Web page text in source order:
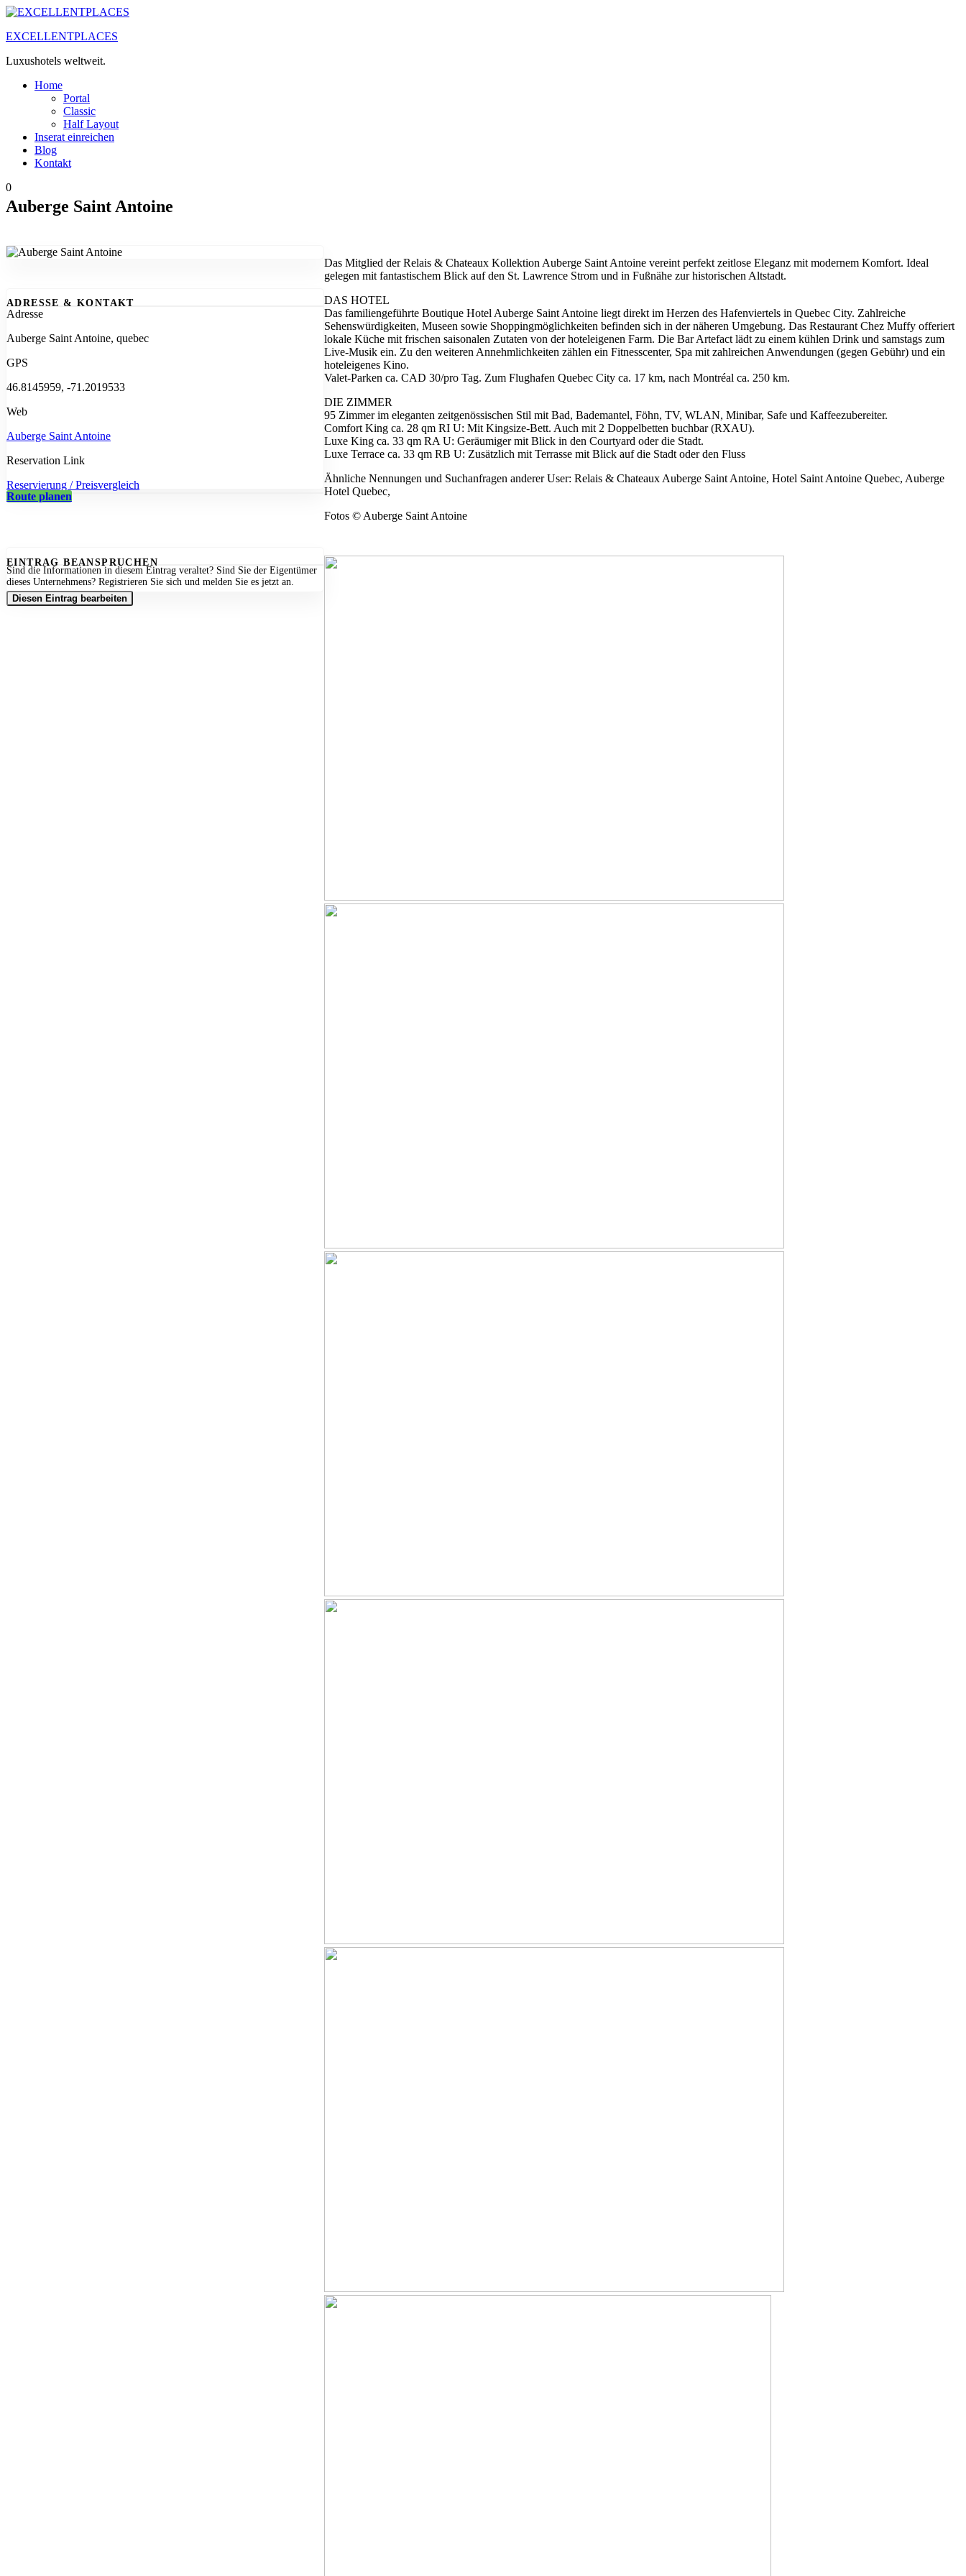
Zum
springen
EXCELLENTPLACES
Luxushotels weltweit.
Home
Portal
Classic
Half Layout
Inserat einreichen
Blog
Kontakt
0
Auberge Saint Antoine
ADRESSE & KONTAKT
Adresse
Auberge Saint Antoine, quebec
GPS
46.8145959, -71.2019533
Web
Auberge Saint Antoine
Reservation Link
Reservierung / Preisvergleich
Route planen
EINTRAG BEANSPRUCHEN
Sind die Informationen in diesem Eintrag veraltet? Sind Sie der Eigentümer
dieses Unternehmens? Registrieren Sie sich und melden Sie es jetzt an.
Diesen Eintrag bearbeiten
Das Mitglied der Relais & Chateaux Kollektion Auberge Saint Antoine vereint perfekt zeitlose Eleganz mit modernem Komfort. Ideal
gelegen mit fantastischem Blick auf den St. Lawrence Strom und in Fußnähe zur historischen Altstadt.
DAS HOTEL
Das familiengeführte Boutique Hotel Auberge Saint Antoine liegt direkt im Herzen des Hafenviertels in Quebec City. Zahlreiche
Sehenswürdigkeiten, Museen sowie Shoppingmöglichkeiten befinden sich in der näheren Umgebung. Das Restaurant Chez Muffy offeriert
lokale Küche mit frischen saisonalen Zutaten von der hoteleigenen Farm. Die Bar Artefact lädt zu einem kühlen Drink und samstags zum
Live-Musik ein. Zu den weiteren Annehmlichkeiten zählen ein Fitnesscenter, Spa mit zahlreichen Anwendungen (gegen Gebühr) und ein
hoteleigenes Kino.
Valet-Parken ca. CAD 30/pro Tag. Zum Flughafen Quebec City ca. 17 km, nach Montréal ca. 250 km.
DIE ZIMMER
95 Zimmer im eleganten zeitgenössischen Stil mit Bad, Bademantel, Föhn, TV, WLAN, Minibar, Safe und Kaffeezubereiter.
Comfort King ca. 28 qm RI U: Mit Kingsize-Bett. Auch mit 2 Doppelbetten buchbar (RXAU).
Luxe King ca. 33 qm RA U: Geräumiger mit Blick in den Courtyard oder die Stadt.
Luxe Terrace ca. 33 qm RB U: Zusätzlich mit Terrasse mit Blick auf die Stadt oder den Fluss
Ähnliche Nennungen und Suchanfragen anderer User: Relais & Chateaux Auberge Saint Antoine, Hotel Saint Antoine Quebec, Auberge
Hotel Quebec,
Fotos © Auberge Saint Antoine